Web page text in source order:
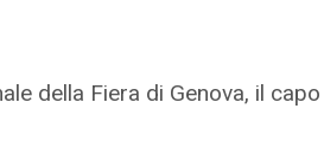
della Fiera di Genova, il